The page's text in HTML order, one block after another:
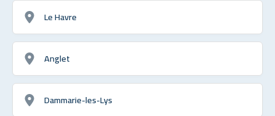
Le Havre
Anglet
Dammarie-les-Lys